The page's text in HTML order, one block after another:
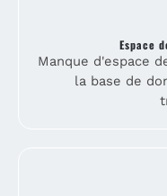
Espace
Manque d'espace
la base de